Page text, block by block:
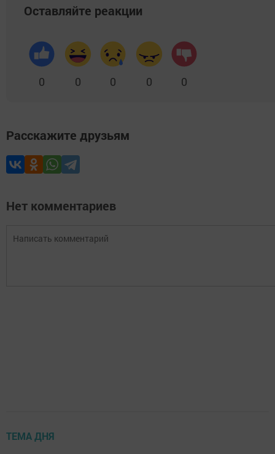
Оставляйте реакции
0 0 0 0 0
Расскажите друзьям
Нет комментариев
ТЕМА ДНЯ